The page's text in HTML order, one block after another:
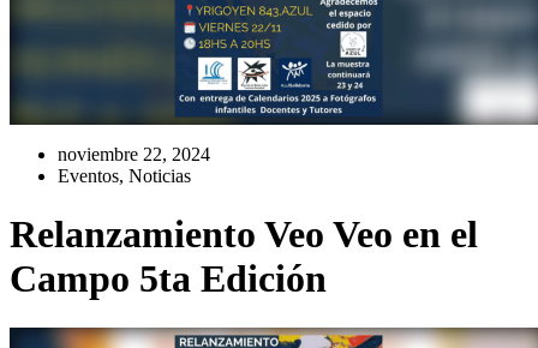
noviembre 22, 2024
Eventos, Noticias
Relanzamiento Veo Veo en el
Campo 5ta Edición